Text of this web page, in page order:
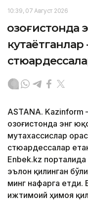
10:39, 07 Август 2026
ASTANA.
Қозоғистонда энг
мутахассислар
стюардессалар
Enbek.kz
эълон қилинган
минг нафарга етди.
ижтимоий ҳимоя